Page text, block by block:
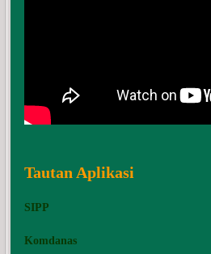
Tautan Aplikasi
SIPP
Komdanas